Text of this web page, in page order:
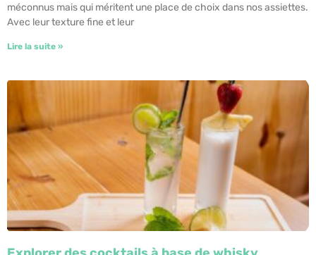
méconnus mais qui méritent une place de choix dans nos assiettes.
Avec leur texture fine et leur
Lire la suite »